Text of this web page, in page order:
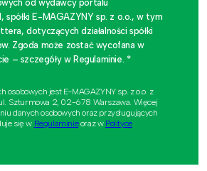
od wydawcy portalu
spółki E-MAGAZYNY sp. z o.o., w tym
dotyczących działalności spółki
Zgoda może zostać wycofana w
– szczegóły w Regulaminie. *
osobowych jest E-MAGAZYNY sp. z o.o. z
Szturmowa 2, 02-678 Warszawa. Więcej
danych osobowych oraz przysługujących
się w Regulaminieoraz w Polityce